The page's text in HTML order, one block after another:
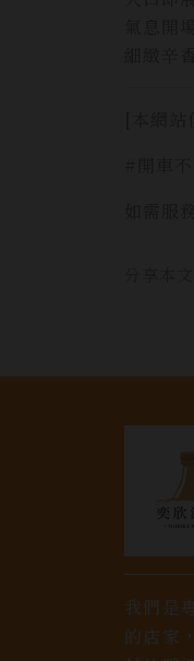
我們是
的店家